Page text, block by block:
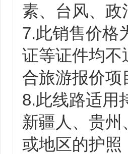
素、台风、政
7.此销售价格
证等证件均不
合旅游报价项
8.此线路适用
新疆人、贵
或地区的护照